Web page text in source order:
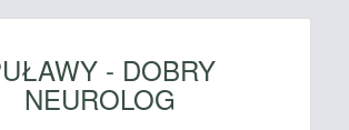
- DOBRY
NEUROLOG